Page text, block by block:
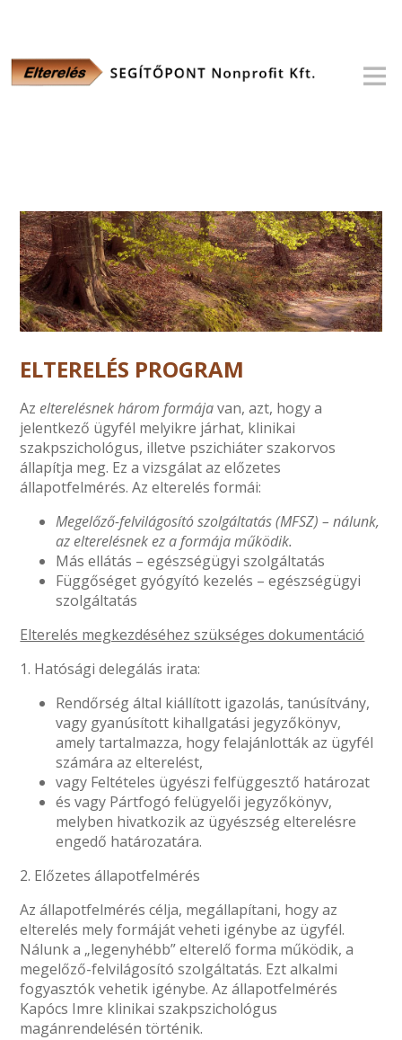
ELTERELÉS PROGRAM
Azelterelésnek három formájavan, azt, hogy a
jelentkező ügyfél melyikre járhat, klinikai
szakpszichológus, illetve pszichiáter szakorvos
állapítja meg. Ez a vizsgálat az előzetes
állapotfelmérés. Az elterelés formái:
Megelőző-felvilágosító szolgáltatás (MFSZ) – nálunk,
az elterelésnek ez a formája működik.
Más ellátás – egészségügyi szolgáltatás
Függőséget gyógyító kezelés – egészségügyi
szolgáltatás
Elterelés megkezdéséhez szükséges dokumentáció
1. Hatósági delegálás irata:
Rendőrség által kiállított igazolás, tanúsítvány,
vagy gyanúsított kihallgatási jegyzőkönyv,
amely tartalmazza, hogy felajánlották az ügyfél
számára az elterelést,
vagy Feltételes ügyészi felfüggesztő határozat
és vagy Pártfogó felügyelői jegyzőkönyv,
melyben hivatkozik az ügyészség elterelésre
engedő határozatára.
2. Előzetes állapotfelmérés
Az állapotfelmérés célja, megállapítani, hogy az
elterelés mely formáját veheti igénybe az ügyfél.
Nálunk a „legenyhébb” elterelő forma működik, a
megelőző-felvilágosító szolgáltatás. Ezt alkalmi
fogyasztók vehetik igénybe. Az állapotfelmérés
Kapócs Imre klinikai szakpszichológus
magánrendelésén történik.